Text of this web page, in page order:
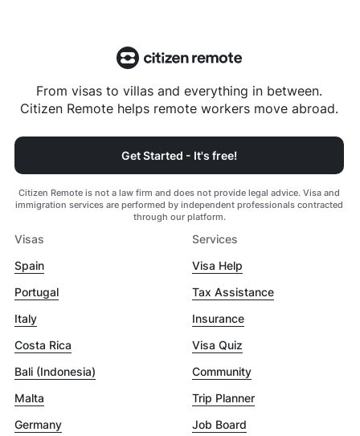
From visas to villas and everything in between.
Citizen Remote helps remote workers move abroad.
Get Started - It's free!
Citizen Remote is not a law firm and does not provide legal advice. Visa and
immigration services are performed by independent professionals contracted
through our platform.
Visas
Spain
Portugal
Italy
Costa Rica
Bali (Indonesia)
Malta
Germany
Services
Visa Help
Tax Assistance
Insurance
Visa Quiz
Community
Trip Planner
Job Board